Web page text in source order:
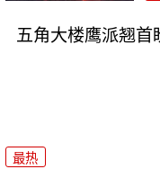
五角大楼鹰派翘首
最热